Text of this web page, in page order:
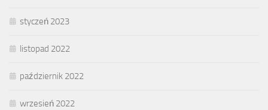
styczeń 2023
listopad 2022
październik 2022
wrzesień 2022